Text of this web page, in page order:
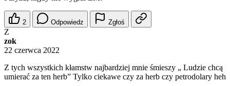
2 Odpowiedz Zgłoś
Z
zok
22 czerwca 2022
Z tych wszystkich kłamstw najbardziej mnie śmieszy „ Ludzie chcą
umierać za ten herb” Tylko ciekawe czy za herb czy petrodolary heh